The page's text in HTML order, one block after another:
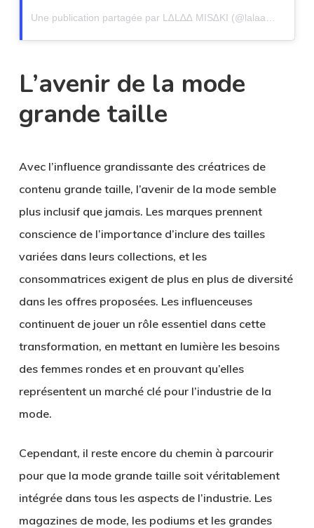
L’avenir de la mode
grande taille
Avec l’influence grandissante des créatrices de
contenu grande taille, l’avenir de la mode semble
plus inclusif que jamais. Les marques prennent
conscience de l’importance d’inclure des tailles
variées dans leurs collections, et les
consommatrices exigent de plus en plus de diversité
dans les offres proposées. Les influenceuses
continuent de jouer un rôle essentiel dans cette
transformation, en mettant en lumière les besoins
des femmes rondes et en prouvant qu’elles
représentent un marché clé pour l’industrie de la
mode.
Cependant, il reste encore du chemin à parcourir
pour que la mode grande taille soit véritablement
intégrée dans tous les aspects de l’industrie. Les
magazines de mode, les podiums et les grandes